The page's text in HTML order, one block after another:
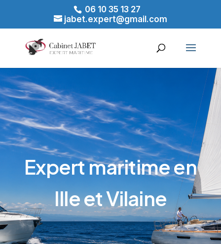
06 10 35 13 27
jabet.expert@gmail.com
Expert maritime en
Ille et Vilaine